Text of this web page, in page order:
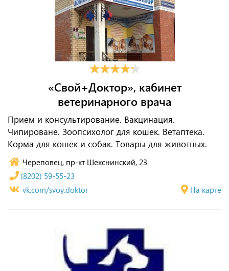
«Свой+Доктор», кабинет
ветеринарного врача
Прием и консультирование. Вакцинация.
Чипироване. Зоопсихолог для кошек. Ветаптека.
Корма для кошек и собак. Товары для животных.
Череповец, пр-кт Шекснинский, 23
На карте
(8202) 59-55-23
vk.com/svoy.doktor